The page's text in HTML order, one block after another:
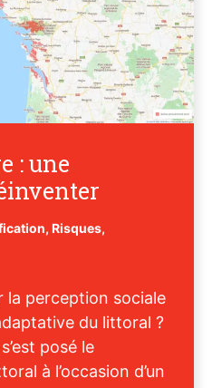
: une
, Risques,
la perception sociale
du littoral ?
posé le
à l’occasion d’un